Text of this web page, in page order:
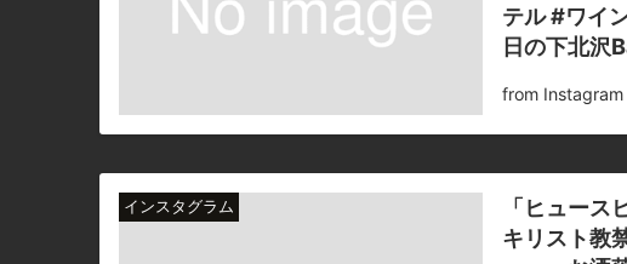
テル #ワイ
日の下北沢
from Instagram
インスタグラム
「ヒュー
キリスト教